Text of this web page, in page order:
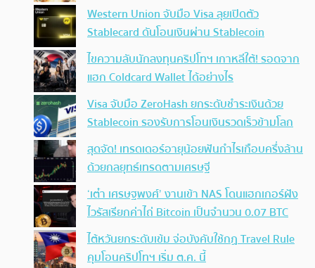
Western Union จับมือ Visa ลุยเปิดตัว
Stablecard ดันโอนเงินผ่าน Stablecoin
ไขความลับนักลงทุนคริปโทฯ เกาหลีใต้! รอดจาก
แฮก Coldcard Wallet ได้อย่างไร
Visa จับมือ ZeroHash ยกระดับชำระเงินด้วย
Stablecoin รองรับการโอนเงินรวดเร็วข้ามโลก
สุดจัด! เทรดเดอร์อายุน้อยฟันกำไรเกือบครึ่งล้าน
ด้วยกลยุทธ์เทรดตามเศรษฐี
‘เต๋า เศรษฐพงศ์’ งานเข้า NAS โดนแฮกเกอร์ฝัง
ไวรัสเรียกค่าไถ่ Bitcoin เป็นจำนวน 0.07 BTC
ไต้หวันยกระดับเข้ม จ่อบังคับใช้กฏ Travel Rule
คุมโอนคริปโทฯ เริ่ม ต.ค. นี้